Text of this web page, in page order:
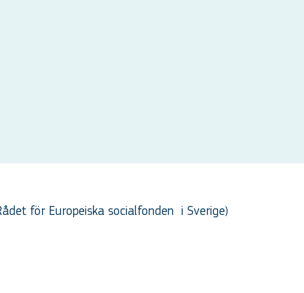
för Europeiska socialfonden i Sverige)